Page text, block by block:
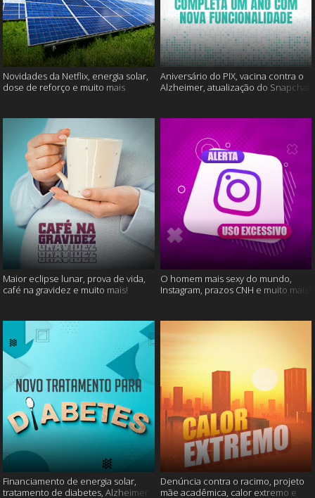
Novidades da Netflix, energia solar,
dose de reforço e muito mais
Aniversário do PIX, vacina contra o
Alzheimer, atualização do Snapchat
Maior eclipse lunar, prova de vida,
café na gravidez e muito mais!
O homem mais sexy do mundo,
Instagram, prazos CNH e muito mais!
Financiamento de energia solar,
tratamento de diabetes, Alzheimer
Denúncia contra o racimo, projeto
mãe acadêmica, calor extremo e